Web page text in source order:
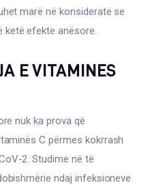
marë në konsideratë se
ketë efekte anësore.
E VITAMINES
nuk ka prova që
C përmes kokrrash
2. Studime në të
ndaj infeksioneve